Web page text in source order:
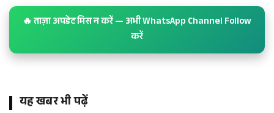
🔥 ताज़ा अपडेट मिस न करें — अभी WhatsApp Channel Follow
करें
यह खबर भी पढ़ें